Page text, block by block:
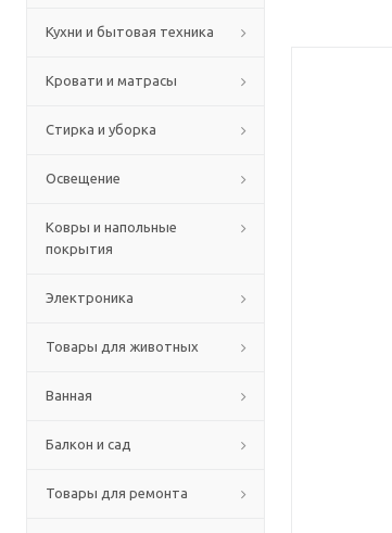
Кухни и бытовая техника
Кровати и матрасы
Стирка и уборка
Освещение
Ковры и напольные
покрытия
Электроника
Товары для животных
Ванная
Балкон и сад
Товары для ремонта